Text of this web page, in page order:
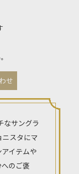
せ
なサングラ
スタにマ
イテムや
のご褒